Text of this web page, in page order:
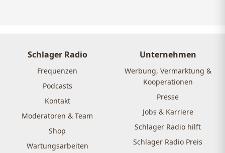
Schlager Radio
Frequenzen
Podcasts
Kontakt
Moderatoren & Team
Shop
Wartungsarbeiten
Unternehmen
Werbung, Vermarktung &
Kooperationen
Presse
Jobs & Karriere
Schlager Radio hilft
Schlager Radio Preis